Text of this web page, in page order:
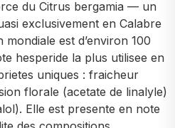
du Citrus bergamia — un
exclusivement en Calabre
est d’environ 100
hesperide la plus utilisee en
uniques : fraicheur
florale (acetate de linalyle)
Elle est presente en note